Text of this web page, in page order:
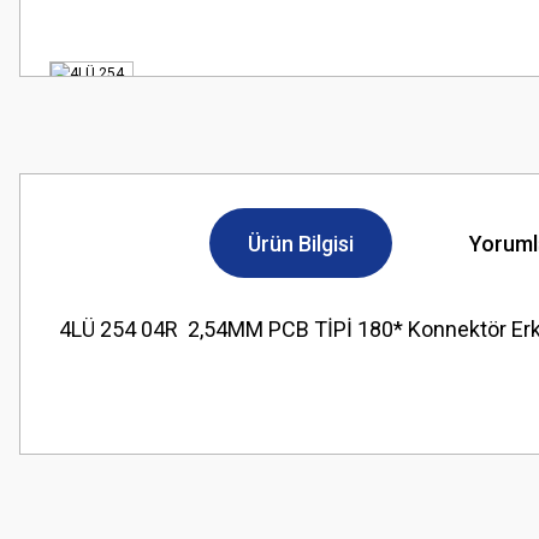
Ürün Bilgisi
4LÜ 254 04R 2,54MM PCB TİPİ 180* Konnektör
Görüş ve önerileriniz için teşekkür ederiz.